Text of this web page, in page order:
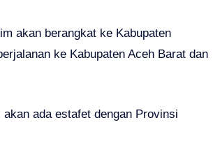
akan berangkat ke Kabupaten
ke Kabupaten Aceh Barat dan
ada estafet dengan Provinsi